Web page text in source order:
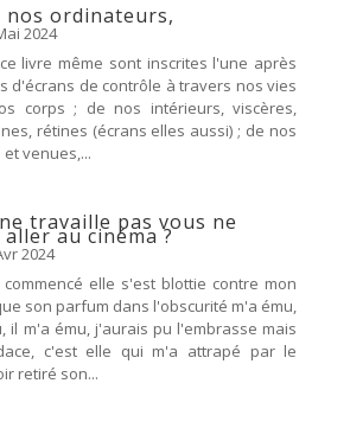
nos ordinateurs,
2024
livre même sont inscrites l'une après
d'écrans de contrôle à travers nos vies
corps ; de nos intérieurs, viscères,
rétines (écrans elles aussi) ; de nos
venues,...
travaille pas vous ne
au cinéma ?
2024
elle s'est blottie contre mon
son parfum dans l'obscurité m'a ému,
il m'a ému, j'aurais pu l'embrasse mais
c'est elle qui m'a attrapé par le
retiré son...